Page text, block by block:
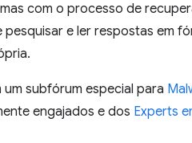
com o processo de
e ler respostas em
um subfórum especial para
engajados e dos Experts